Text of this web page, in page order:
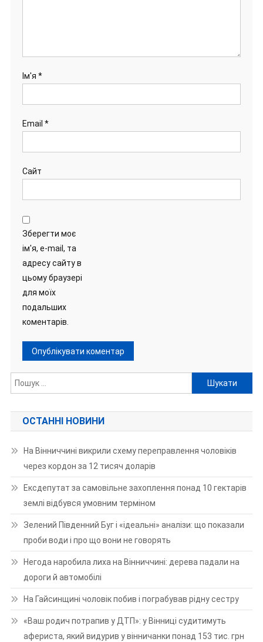
Ім'я *
Email *
Сайт
Зберегти моє
ім'я, e-mail, та
адресу сайту в
цьому браузері
для моїх
подальших
коментарів.
Пошук:
ОСТАННІ НОВИНИ
На Вінниччині викрили схему переправлення чоловіків
через кордон за 12 тисяч доларів
Ексдепутат за самовільне захоплення понад 10 гектарів
землі відбувся умовним терміном
Зелений Південний Буг і «ідеальні» аналізи: що показали
проби води і про що вони не говорять
Негода наробила лиха на Вінниччині: дерева падали на
дороги й автомобілі
На Гайсинщині чоловік побив і пограбував рідну сестру
«Ваш родич потрапив у ДТП»: у Вінниці судитимуть
афериста, який видурив у вінничанки понад 153 тис. грн